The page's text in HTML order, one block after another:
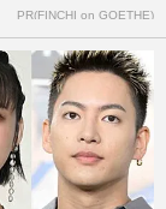
PR(FINCHI on GOETHE)